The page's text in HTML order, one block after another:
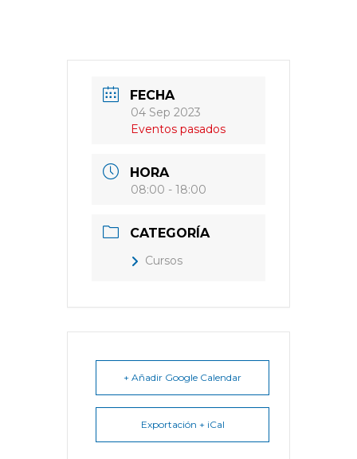
FECHA
04 Sep 2023
Eventos pasados
HORA
08:00 - 18:00
CATEGORÍA
Cursos
+ Añadir Google Calendar
Exportación + iCal